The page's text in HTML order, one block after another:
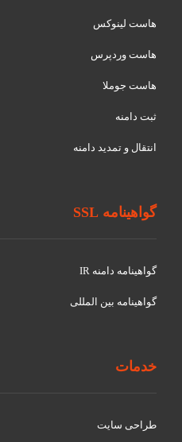
هاست لینوکس
هاست وردپرس
هاست جوملا
ثبت دامنه
انتقال و تمدید دامنه
گواهینامه SSL
گواهينامه دامنه IR
گواهينامه بین المللی
خدمات
طراحی سایت